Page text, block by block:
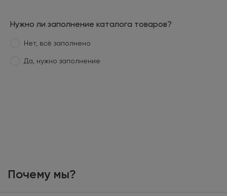
Нужно ли заполнение каталога товаров?
Нет, всё заполнено
Да, нужно заполнение
Почему мы?